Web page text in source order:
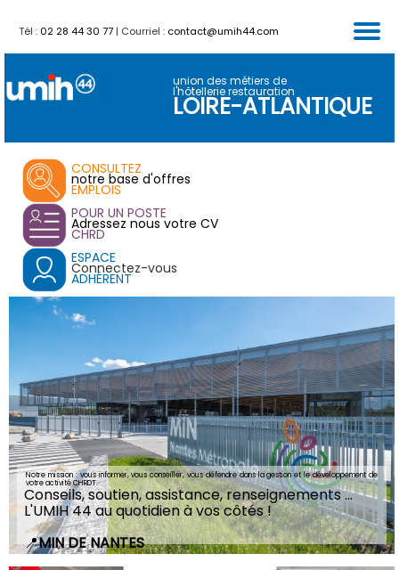
Tél : 02 28 44 30 77 | Courriel : contact@umih44.com
union des métiers de
l'hôtellerie restauration
LOIRE-ATLANTIQUE
CONSULTEZ
notre base d'offres
EMPLOIS
POUR UN POSTE
Adressez nous votre CV
CHRD
ESPACE
Connectez-vous
ADHÉRENT
Notre mission : vous informer, vous conseiller, vous défendre dans la gestion et le développement de
votre activité CHRDT.
Conseils, soutien, assistance, renseignements ...
L'UMIH 44 au quotidien à vos côtés !
📍MIN DE NANTES